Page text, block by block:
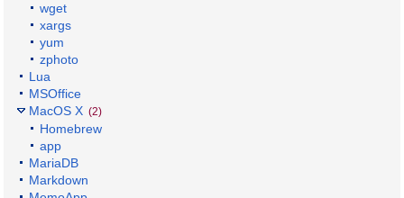
wget
xargs
yum
zphoto
Lua
MSOffice
MacOS X (2)
Homebrew
app
MariaDB
Markdown